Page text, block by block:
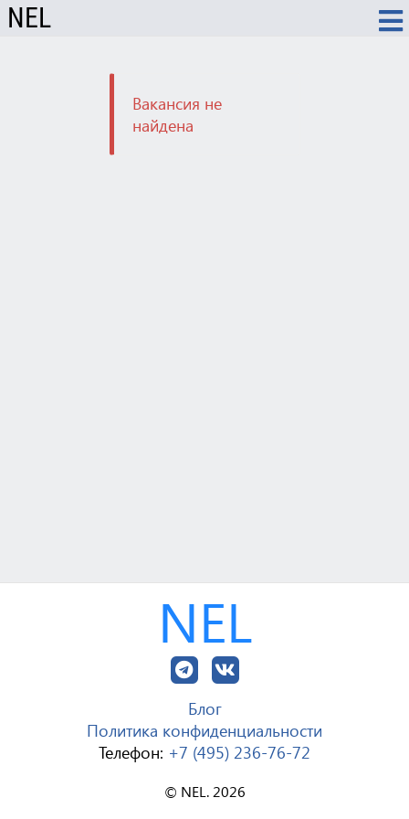
NEL
Вакансия не
найдена
NEL
Блог
Политика конфиденциальности
Телефон: +7 (495) 236-76-72
© NEL. 2026